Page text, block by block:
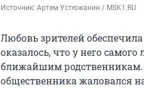
Источник: Артем Устюжанин / MSK1 .RU
Любовь зрителей
оказалось, что у него
ближайшим родственникам.
общественника жаловался